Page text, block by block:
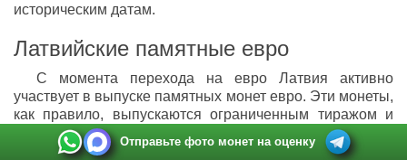
историческим датам.
Латвийские памятные евро
С момента перехода на евро Латвия активно
участвует в выпуске памятных монет евро. Эти монеты,
как правило, выпускаются ограниченным тиражом и
посвящены важным событиям и достижениям страны.
Одной из наиболее известных серий является выпуск
Отправьте фото монет на оценку